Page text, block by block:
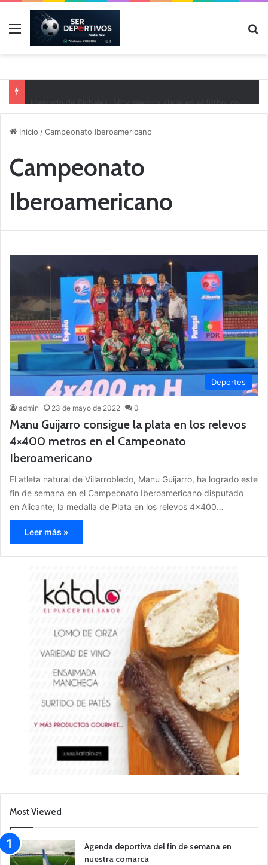
Menú
Inicio /Campeonato Iberoamericano
Campeonato
Iberoamericano
Deportes
admin 23 de mayo de 2022 0
Manu Guijarro consigue la plata en los relevos
4×400 metros en el Campeonato
Iberoamericano
El atleta natural de Villarrobledo, Manu Guijarro, ha logrado este
fin de semana en el Campeonato Iberoamericano disputado
en Alicante, la medalla de Plata en los relevos 4×400…
Leer más »
Most Viewed
Agenda deportiva del fin de semana en
nuestra comarca